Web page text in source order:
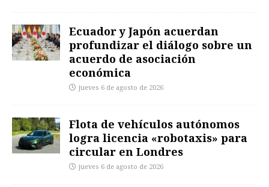
Ecuador y Japón acuerdan
profundizar el diálogo sobre un
acuerdo de asociación
económica
jueves 6 de agosto de 2026
Flota de vehículos autónomos
logra licencia «robotaxis» para
circular en Londres
jueves 6 de agosto de 2026